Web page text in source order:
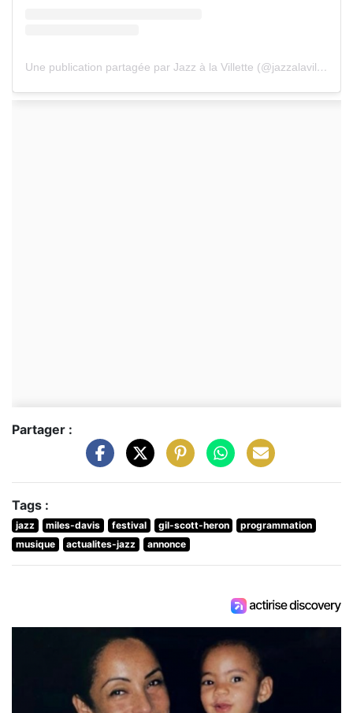
Une publication partagée par Jazz à la Villette (@jazzalavillette)
Partager :
Tags :
jazz miles-davis festival gil-scott-heron
programmation
musique
actualites-jazz annonce